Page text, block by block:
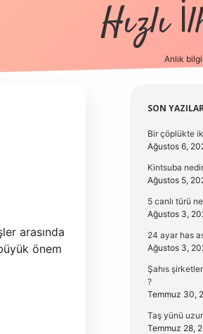
Hızlı
Anlık
arasında
önem
SON
Bir çöplükte
Ağustos 6,
Kintsuba
Ağustos 5,
5 canlı türü
Ağustos 3,
24 ayar has
Ağustos 3,
Şahıs
?
Temmuz 30,
Taş yünü
Temmuz 28,